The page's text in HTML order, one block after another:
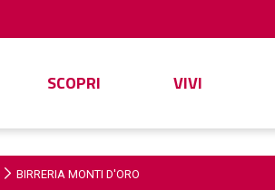
SCOPRI VIVI
BIRRERIA MONTI D'ORO